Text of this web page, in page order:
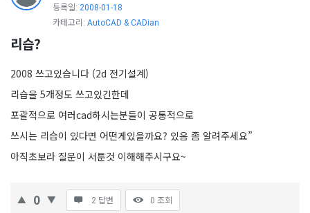
등록일: 2008-01-18
카테고리: AutoCAD & CADian
리습?
2008 쓰고있습니다 (2d 전기설계)
리습을 5개정도 쓰고있긴한데
포괄적으로 여러cad하시는분들이 공통적으로
쓰시는 리습이 있다면 어떤게있을까요? 있음 좀 알려주세요”
아직초보라 질문이 서툰것 이해해주시구요~
0 2 답변 0 조회